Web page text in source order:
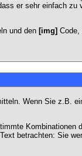
er sehr einfach zu
und den [img] Code,
Wenn Sie z.B.
Kombinationen
betrachten: Sie